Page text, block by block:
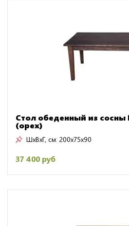
Стол обеденный из
(орех)
ШxВxГ, см: 200x75x90
37 400 руб